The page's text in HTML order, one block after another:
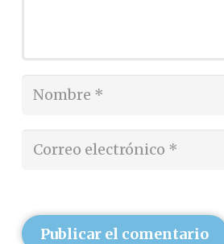
Publicar el comentario